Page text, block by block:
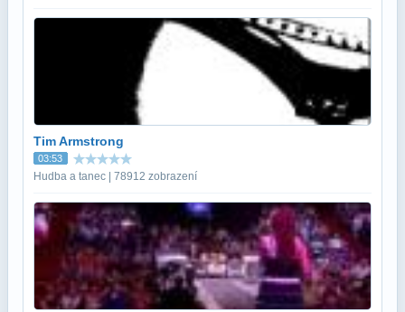
Tim Armstrong
03:53
Hudba a tanec | 78912 zobrazení